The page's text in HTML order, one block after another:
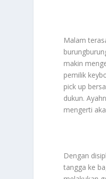
Malam
makin
pemilik
pick up
dukun.
mengerti
Dengan
tangga ke